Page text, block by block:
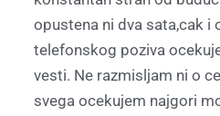
opustena ni dva sata,cak i
telefonskog poziva
vesti. Ne razmisljam ni o
svega ocekujem najgori